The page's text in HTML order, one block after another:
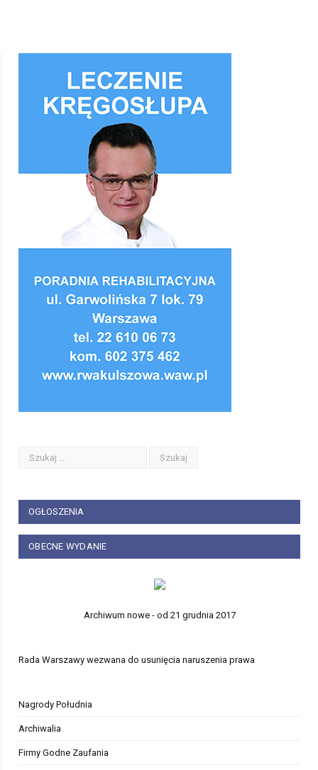
OGŁOSZENIA
OBECNE WYDANIE
Archiwum nowe - od 21 grudnia 2017
Rada Warszawy wezwana do usunięcia naruszenia prawa
Nagrody Południa
Archiwalia
Firmy Godne Zaufania